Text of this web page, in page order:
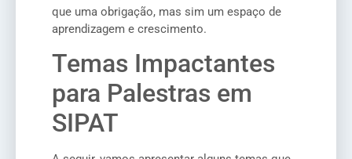
que uma obrigação, mas sim um espaço de
aprendizagem e crescimento.
Temas Impactantes
para Palestras em
SIPAT